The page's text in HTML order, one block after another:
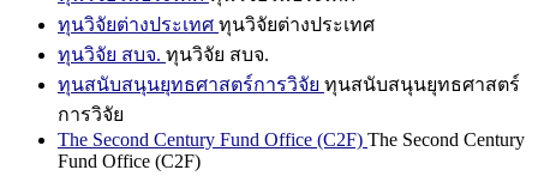
ทุนวิจัยต่างประเทศ ทุนวิจัยต่างประเทศ
ทุนวิจัย สบจ. ทุนวิจัย สบจ.
ทุนสนับสนุนยุทธศาสตร์การวิจัย ทุนสนับสนุนยุทธศาสตร์
การวิจัย
The Second Century Fund Office (C2F) The Second Century
Fund Office (C2F)